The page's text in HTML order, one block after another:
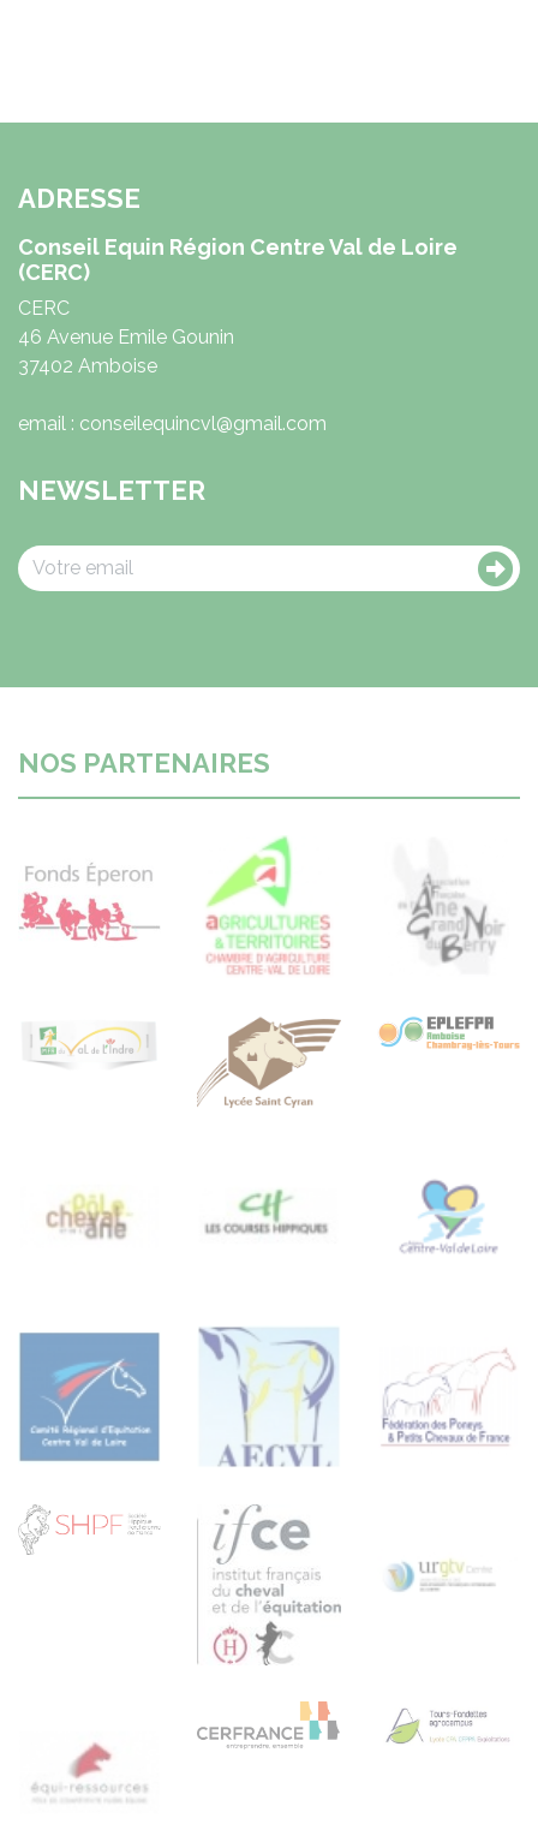
ADRESSE
Conseil Equin Région Centre Val de Loire
(CERC)
CERC
46 Avenue Emile Gounin
37402 Amboise
email : conseilequincvl@gmail.com
NEWSLETTER
NOS PARTENAIRES